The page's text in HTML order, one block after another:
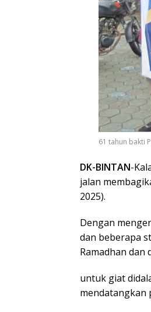
61 tahun bakti
DK-BINTAN-
jalan
2025).
Dengan
dan beberapa
Ramadhan dan
untuk giat
mendatangkan